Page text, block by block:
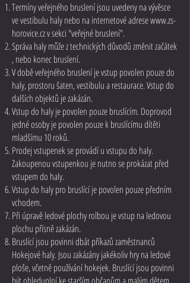
Termíny veřejného bruslení jsou uvedeny na vývěsce
ve vestibulu haly nebo na internetové adresewww.zs-
horovice.czv sekci "veřejné bruslení".
Správa haly může z technických důvodů změnit začátek
, nebo konec bruslení.
V době veřejného bruslení je vstup povolen pouze do
haly, prostoru šaten, vestibulu a restaurace. Vstup do
dalších objektů je zakázán.
Vstup do haly je povolen pouze bruslícím. Doprovod
jedné osoby je povolen pouze k bruslícímu dítěti
mladšímu 10 roků.
Prodej vstupenek se provádí u vstupu do haly.
Zakoupenou vstupenkou je nutno se prokázat před
vstupem do haly.
Vstup do haly pro bruslící je povolen pouze předním
vchodem.
Při úpravě ledové plochy rolbou je vstup na ledovou
plochu přísně zakázán.
Bruslící jsou povinni dbát příkazů zaměstnanců
Hokejové haly. Jsou zakázány jakékoliv hry na ledové
ploše, včetně používání hokejek. Bruslící jsou povinni